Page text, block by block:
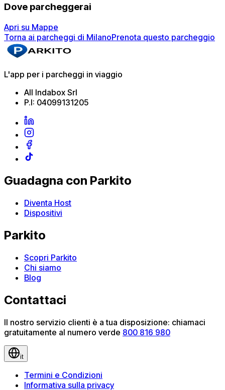
Dove parcheggerai
Apri su Mappe
Torna ai parcheggi di MilanoPrenota questo parcheggio
L'app per i parcheggi in viaggio
All Indabox Srl
P.I: 04099131205
Guadagna con Parkito
Diventa Host
Dispositivi
Parkito
Scopri Parkito
Chi siamo
Blog
Contattaci
Il nostro servizio clienti è a tua disposizione: chiamaci
gratuitamente al numero verde 800 816 980
it
Termini e Condizioni
Informativa sulla privacy